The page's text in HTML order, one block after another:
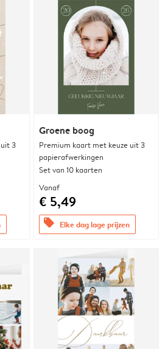
3
Groene boog
Premium kaart met keuze uit 3
papierafwerkingen
Set van 10 kaarten
Vanaf
€ 5,49
offers Elke dag lage prijzen